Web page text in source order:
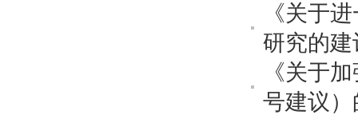
《关于
研究的
《关于
号建议